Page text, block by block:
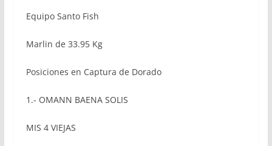
Equipo Santo Fish
Marlin de 33.95 Kg
Posiciones en Captura de Dorado
1.- OMANN BAENA SOLIS
MIS 4 VIEJAS